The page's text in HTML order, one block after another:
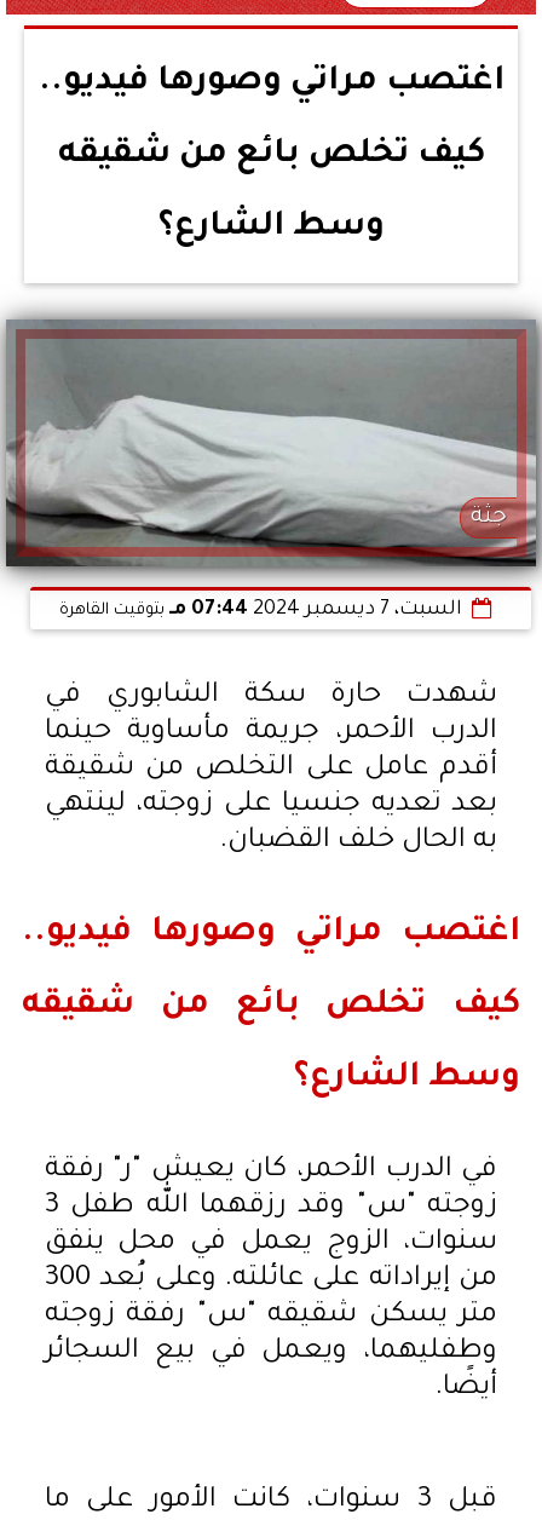
اغتصب مراتي وصورها فيديو..
كيف تخلص بائع من شقيقه
وسط الشارع؟
جثة
السبت، 7 ديسمبر 2024 07:44 مـ بتوقيت القاهرة
شهدت حارة سكة الشابوري في
الدرب الأحمر، جريمة مأساوية حينما
أقدم عامل على التخلص من شقيقة
بعد تعديه جنسيا على زوجته، لينتهي
به الحال خلف القضبان.
اغتصب مراتي وصورها فيديو..
كيف تخلص بائع من شقيقه
وسط الشارع؟
في الدرب الأحمر، كان يعيش "ر" رفقة
زوجته "س" وقد رزقهما الله طفل 3
سنوات، الزوج يعمل في محل ينفق
من إيراداته على عائلته. وعلى بُعد 300
متر يسكن شقيقه "س" رفقة زوجته
وطفليهما، ويعمل في بيع السجائر
أيضًا.
قبل 3 سنوات، كانت الأمور على ما